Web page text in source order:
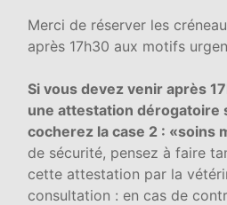
Merci de réserver les
après 17h30 aux motifs
Si vous devez venir après
une attestation dérogatoire
cocherez la case 2 : «soins
de sécurité, pensez à faire
cette attestation par la
consultation : en cas de